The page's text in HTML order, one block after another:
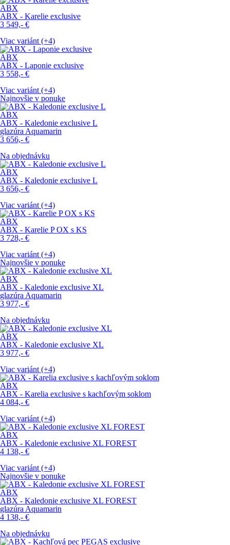
ABX
ABX - Karelie exclusive
3 549,- €
Viac variánt (+4)
ABX
ABX - Laponie exclusive
3 558,- €
Viac variánt (+4)
Najnovšie v ponuke
ABX
ABX - Kaledonie exclusive L
glazúra Aquamarin
3 656,- €
Na objednávku
ABX
ABX - Kaledonie exclusive L
3 656,- €
Viac variánt (+4)
ABX
ABX - Karelie P OX s KS
3 728,- €
Viac variánt (+4)
Najnovšie v ponuke
ABX
ABX - Kaledonie exclusive XL
glazúra Aquamarin
3 977,- €
Na objednávku
ABX
ABX - Kaledonie exclusive XL
3 977,- €
Viac variánt (+4)
ABX
ABX - Karelia exclusive s kachľovým soklom
4 084,- €
Viac variánt (+4)
ABX
ABX - Kaledonie exclusive XL FOREST
4 138,- €
Viac variánt (+4)
Najnovšie v ponuke
ABX
ABX - Kaledonie exclusive XL FOREST
glazúra Aquamarin
4 138,- €
Na objednávku